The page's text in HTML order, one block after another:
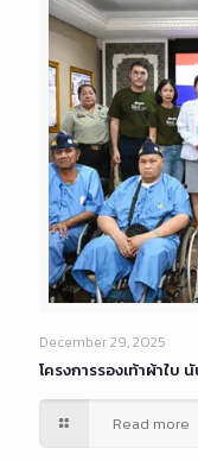
December 29, 2025
โครงการรองเท้าผ้าใ
Read more